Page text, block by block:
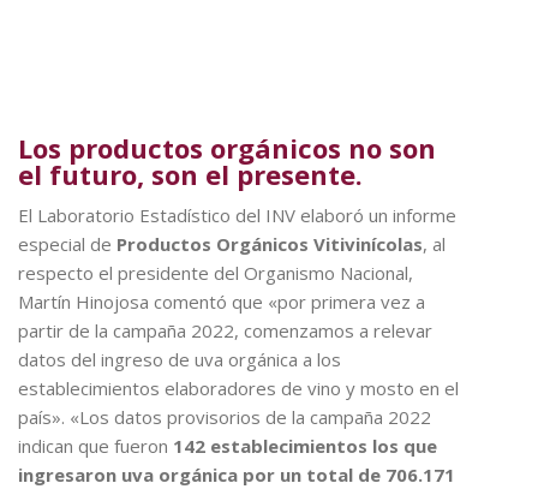
Los productos orgánicos no son
el futuro, son el presente.
El Laboratorio Estadístico del INV elaboró un informe
especial de Productos Orgánicos Vitivinícolas, al
respecto el presidente del Organismo Nacional,
Martín Hinojosa comentó que «por primera vez a
partir de la campaña 2022, comenzamos a relevar
datos del ingreso de uva orgánica a los
establecimientos elaboradores de vino y mosto en el
país». «Los datos provisorios de la campaña 2022
indican que fueron 142 establecimientos los que
ingresaron uva orgánica por un total de 706.171